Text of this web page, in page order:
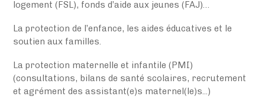
logement (FSL), fonds d’aide aux jeunes (FAJ)…
La protection de l’enfance, les aides éducatives et le
soutien aux familles.
La protection maternelle et infantile (PMI)
(consultations, bilans de santé scolaires, recrutement
et agrément des assistant(e)s maternel(le)s...)